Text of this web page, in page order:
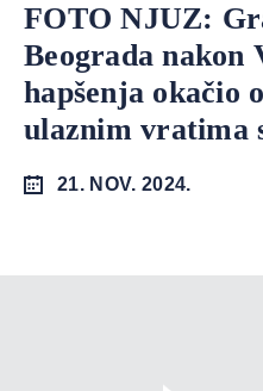
FOTO NJUZ:
Beograda nakon
hapšenja okačio
ulaznim vratima
21. NOV. 2024.